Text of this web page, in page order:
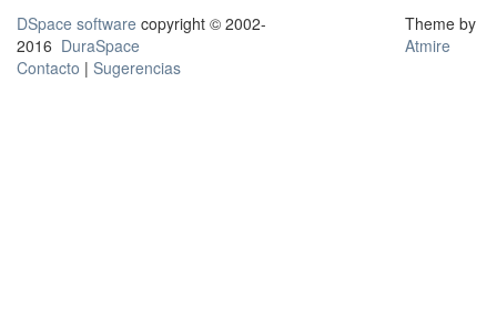
DSpace software copyright © 2002-
2016 DuraSpace
Contacto | Sugerencias
Theme by
Atmire